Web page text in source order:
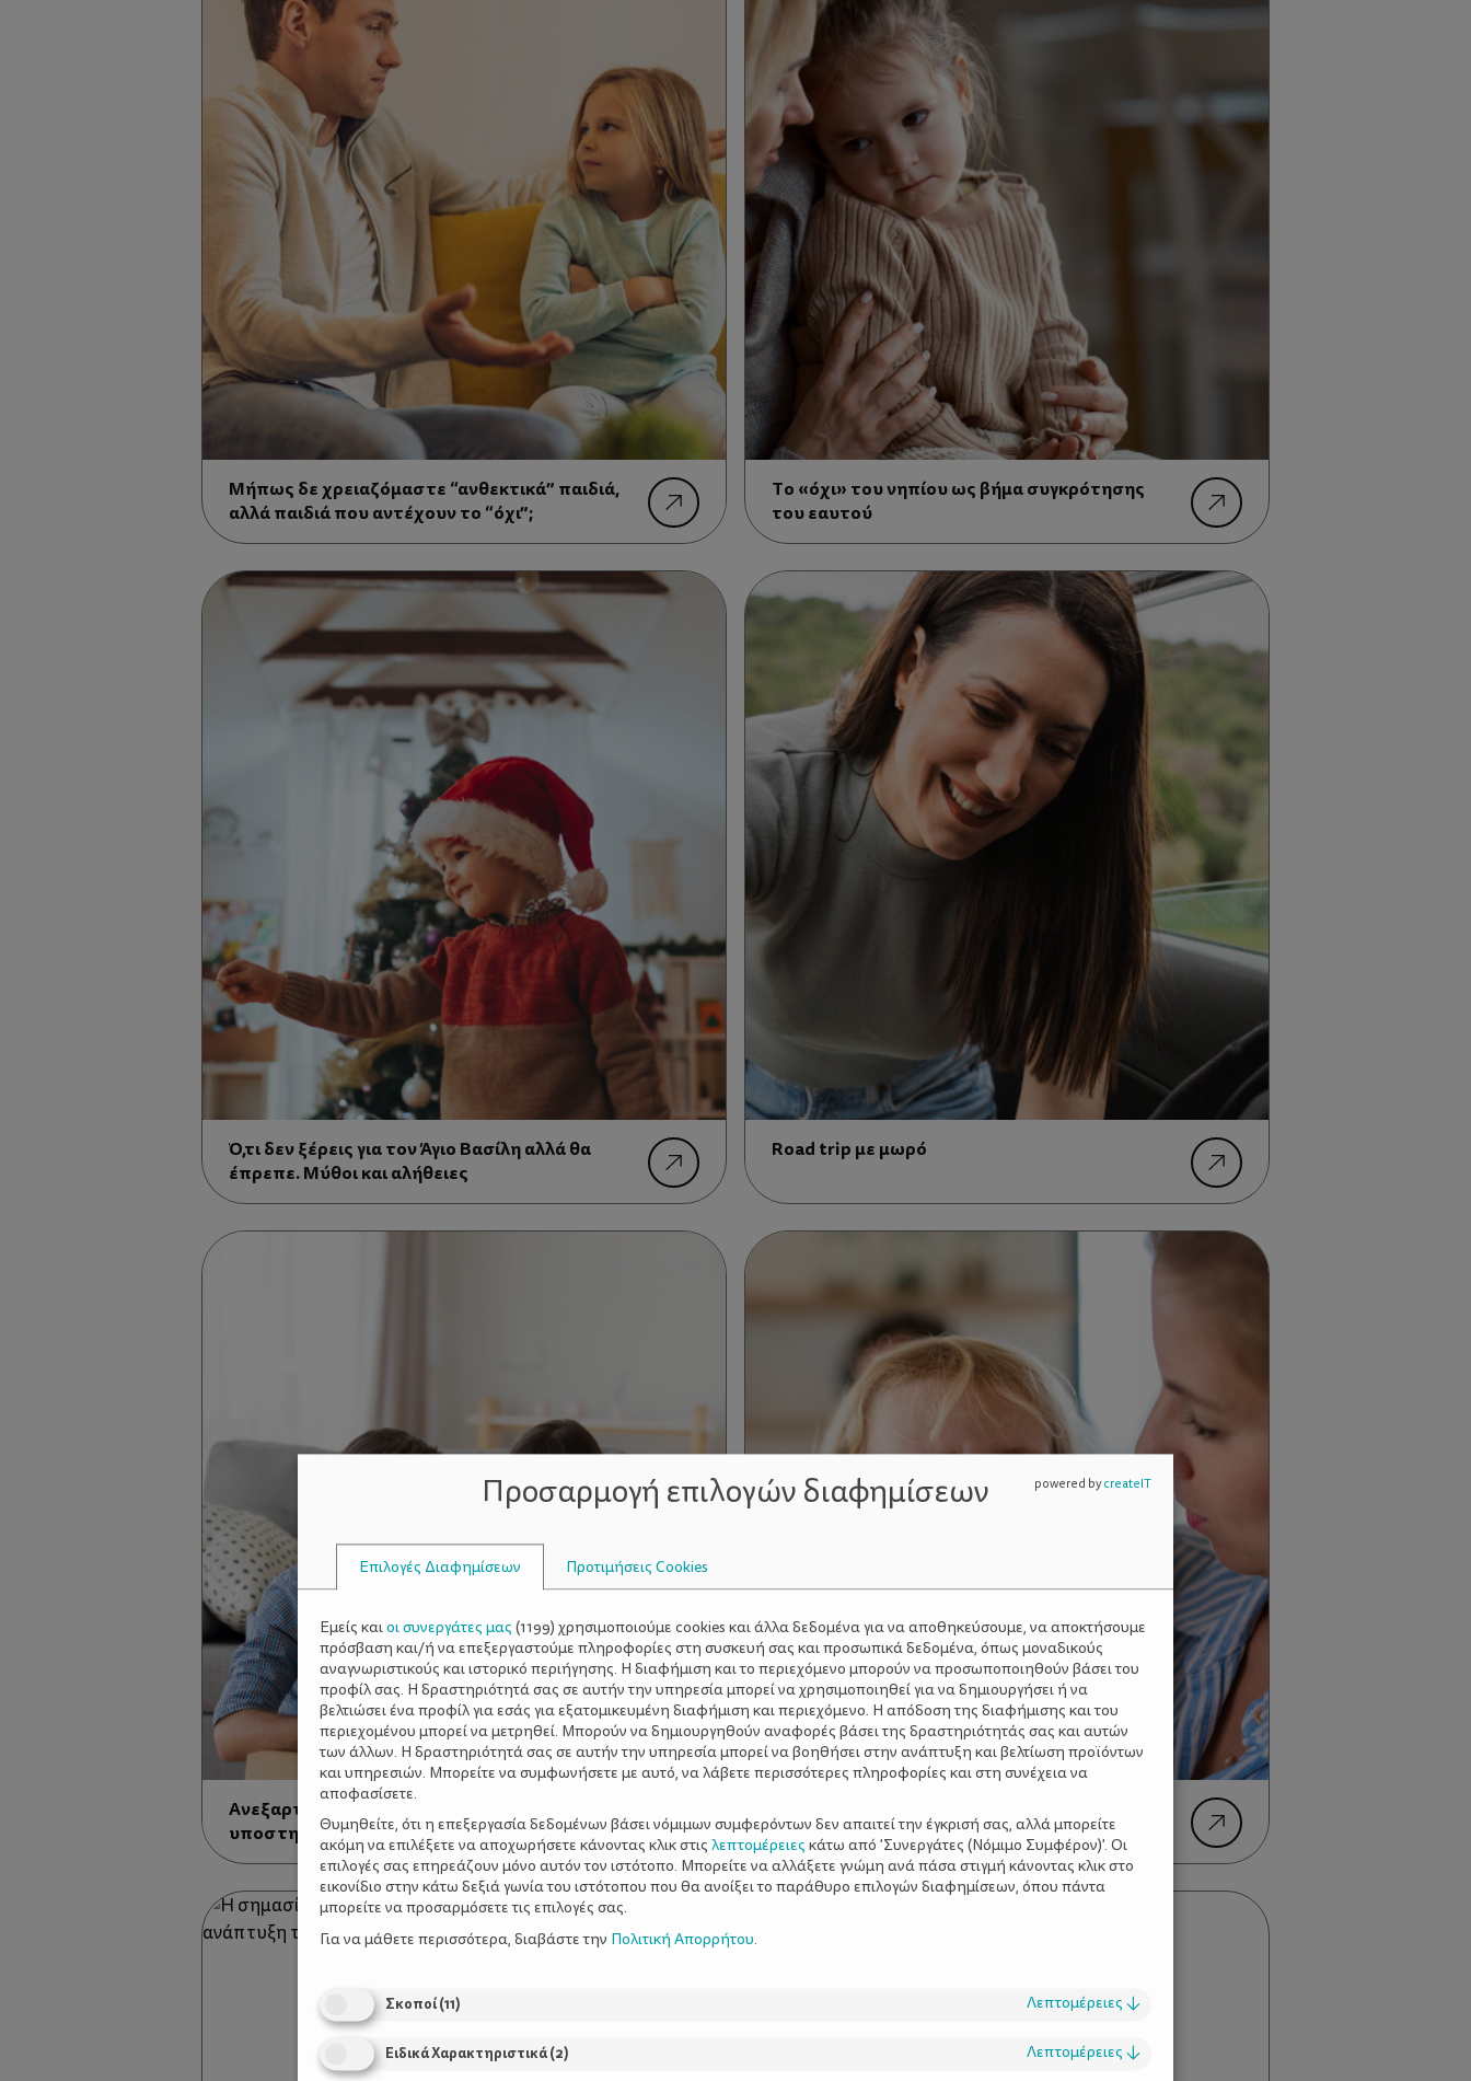
Μήπως δε χρειαζόμαστε “ανθεκτικά” παιδιά,
αλλά παιδιά που αντέχουν το “όχι”;
Το «όχι» του νηπίου ως βήμα συγκρότησης
του εαυτού
Ό,τι δεν ξέρεις για τον Άγιο Βασίλη αλλά θα
έπρεπε. Μύθοι και αλήθειες
Road trip με μωρό
Ανεξαρτησία στα παιδιά: Πώς
υποστηρίζουμε ένα παιδί 2 ετών
& Τρόποι Διαχείρισης
Προσαρμογή επιλογών διαφημίσεων
Επιλογές Διαφημίσεων Προτιμήσεις Cookies
Εμείς καιοι συνεργάτες μας (1199) χρησιμοποιούμε cookies και άλλα δεδομένα για να αποθηκεύσουμε, να αποκτήσουμε
πρόσβαση και/ή να επεξεργαστούμε πληροφορίες στη συσκευή σας και προσωπικά δεδομένα, όπως μοναδικούς
αναγνωριστικούς και ιστορικό περιήγησης. Η διαφήμιση και το περιεχόμενο μπορούν να προσωποποιηθούν βάσει του
προφίλ σας. Η δραστηριότητά σας σε αυτήν την υπηρεσία μπορεί να χρησιμοποιηθεί για να δημιουργήσει ή να
βελτιώσει ένα προφίλ για εσάς για εξατομικευμένη διαφήμιση και περιεχόμενο. Η απόδοση της διαφήμισης και του
περιεχομένου μπορεί να μετρηθεί. Μπορούν να δημιουργηθούν αναφορές βάσει της δραστηριότητάς σας και αυτών
των άλλων. Η δραστηριότητά σας σε αυτήν την υπηρεσία μπορεί να βοηθήσει στην ανάπτυξη και βελτίωση προϊόντων
και υπηρεσιών. Μπορείτε να συμφωνήσετε με αυτό, να λάβετε περισσότερες πληροφορίες και στη συνέχεια να
αποφασίσετε.
Θυμηθείτε, ότι η επεξεργασία δεδομένων βάσει νόμιμων συμφερόντων δεν απαιτεί την έγκρισή σας, αλλά μπορείτε
ακόμη να επιλέξετε να αποχωρήσετε κάνοντας κλικ στις λεπτομέρειες κάτω από 'Συνεργάτες (Νόμιμο Συμφέρον)'. Οι
επιλογές σας επηρεάζουν μόνο αυτόν τον ιστότοπο. Μπορείτε να αλλάξετε γνώμη ανά πάσα στιγμή κάνοντας κλικ στο
εικονίδιο στην κάτω δεξιά γωνία του ιστότοπου που θα ανοίξει το παράθυρο επιλογών διαφημίσεων, όπου πάντα
μπορείτε να προσαρμόσετε τις επιλογές σας.
Για να μάθετε περισσότερα, διαβάστε την Πολιτική Απορρήτου.
Σκοποί(11) Λεπτομέρειες ↓
Ειδικά Χαρακτηριστικά(2) Λεπτομέρειες ↓
powered bycreateIT